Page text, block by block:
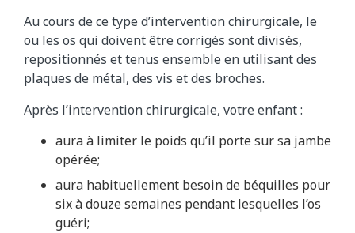
Au cours de ce type d’intervention chirurgicale, le
ou les os qui doivent être corrigés sont divisés,
repositionnés et tenus ensemble en utilisant des
plaques de métal, des vis et des broches.
Après l’intervention chirurgicale, votre enfant :
aura à limiter le poids qu’il porte sur sa jambe
opérée;
aura habituellement besoin de béquilles pour
six à douze semaines pendant lesquelles l’os
guéri;